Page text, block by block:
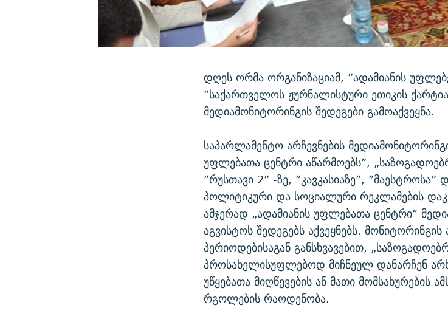
დღეს ორმა ორგანიზაციამ, ”ადამიანის
”საქართველოს ჟურნალისტური ეთიკის
მედიამონიტორინგის შედეგები გამოაქვეყნა.
საპარლამენტო არჩევნების
უფლებათა ცენტრი აწარმოებს”,
”რუსთავი 2” -ზე, ”კავკასიაზე”,
პოლიტიკური და სოციალური რეკლამების
ამჯერად „ადამიანის უფლებათა ცენტრი“
აგვისტოს შედეგებს აქვეყნებს.
პერიოდებისაგან განსხვავებით,
პროსახელისუფლებოდ მიჩნეულ დანარჩენ
უწყებათა მიღწევების ან მათი მომსახურების
რგოლების რაოდენობა.